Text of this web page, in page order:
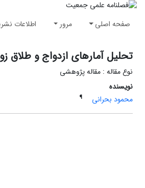
صفحه اصلی مرور اطلاعات
تحلیل آمارهای ازدواج و
نوع مقاله : مقاله پژوهشی
نویسنده
محمود بحرانی
¶